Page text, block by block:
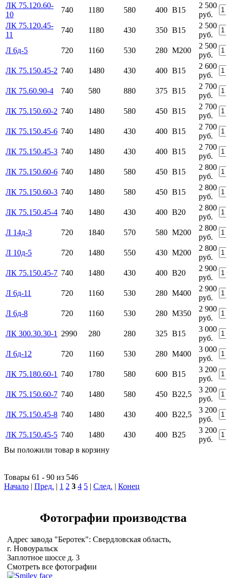
ЛК 75.120.60-
10
740 1180 580 400 В15
2 500
руб.
ЛК 75.120.45-
11
740 1180 430 350 В15
2 500
руб.
Л 6д-5
720 1160 530 280 М200
2 500
руб.
ЛК 75.150.45-2 740 1480 430 400 В15
2 600
руб.
ЛК 75.60.90-4
740 580 880 375 В15
2 700
руб.
ЛК 75.150.60-2 740 1480 580 450 В15
2 700
руб.
ЛК 75.150.45-6 740 1480 430 400 В15
2 700
руб.
ЛК 75.150.45-3 740 1480 430 400 В15
2 700
руб.
ЛК 75.150.60-6 740 1480 580 450 В15
2 800
руб.
ЛК 75.150.60-3 740 1480 580 450 В15
2 800
руб.
ЛК 75.150.45-4 740 1480 430 400 В20
2 800
руб.
Л 14д-3
720 1840 570 580 М200
2 800
руб.
Л 10д-5
720 1480 550 430 М200
2 800
руб.
ЛК 75.150.45-7 740 1480 430 400 В20
2 900
руб.
Л 6д-11
720 1160 530 280 М400
2 900
руб.
Л 6д-8
720 1160 530 280 М350
2 900
руб.
ЛК 300.30.30-1
2990 280 280 325 В15
3 000
руб.
Л 6д-12
720 1160 530 280 М400
3 000
руб.
ЛК 75.180.60-1
740 1780 580 600 В15
3 200
руб.
ЛК 75.150.60-7 740 1480 580 450 В22,5
3 200
руб.
ЛК 75.150.45-8 740 1480 430 400 В22,5
3 200
руб.
ЛК 75.150.45-5 740 1480 430 400 В25
3 200
руб.
Вы положили товар в корзину
Товары 61 - 90 из 546
Начало | Пред. | 1 2 3 4 5 | След. | Конец
Фотографии производства
Адрес завода "Беротек": Свердловская область,
г. Новоуральск
Заплотное шоссе д. 3
Смотреть все фотографии